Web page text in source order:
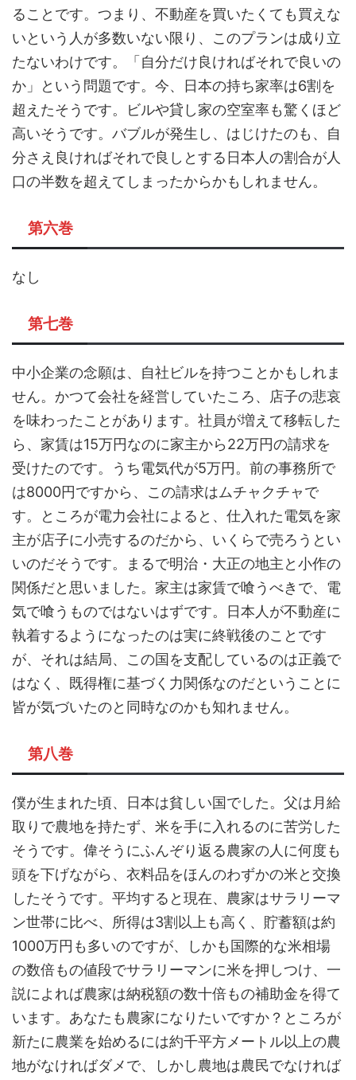
ることです。つまり、不動産を買いたくても買えな
いという人が多数いない限り、このプランは成り立
たないわけです。「自分だけ良ければそれで良いの
か」という問題です。今、日本の持ち家率は6割を
超えたそうです。ビルや貸し家の空室率も驚くほど
高いそうです。バブルが発生し、はじけたのも、自
分さえ良ければそれで良しとする日本人の割合が人
口の半数を超えてしまったからかもしれません。
第六巻
なし
第七巻
中小企業の念願は、自社ビルを持つことかもしれま
せん。かつて会社を経営していたころ、店子の悲哀
を味わったことがあります。社員が増えて移転した
ら、家賃は15万円なのに家主から22万円の請求を
受けたのです。うち電気代が5万円。前の事務所で
は8000円ですから、この請求はムチャクチャで
す。ところが電力会社によると、仕入れた電気を家
主が店子に小売するのだから、いくらで売ろうとい
いのだそうです。まるで明治・大正の地主と小作の
関係だと思いました。家主は家賃で喰うべきで、電
気で喰うものではないはずです。日本人が不動産に
執着するようになったのは実に終戦後のことです
が、それは結局、この国を支配しているのは正義で
はなく、既得権に基づく力関係なのだということに
皆が気づいたのと同時なのかも知れません。
第八巻
僕が生まれた頃、日本は貧しい国でした。父は月給
取りで農地を持たず、米を手に入れるのに苦労した
そうです。偉そうにふんぞり返る農家の人に何度も
頭を下げながら、衣料品をほんのわずかの米と交換
したそうです。平均すると現在、農家はサラリーマ
ン世帯に比べ、所得は3割以上も高く、貯蓄額は約
1000万円も多いのですが、しかも国際的な米相場
の数倍もの値段でサラリーマンに米を押しつけ、一
説によれば農家は納税額の数十倍もの補助金を得て
います。あなたも農家になりたいですか？ところが
新たに農業を始めるには約千平方メートル以上の農
地がなければダメで、しかし農地は農民でなければ